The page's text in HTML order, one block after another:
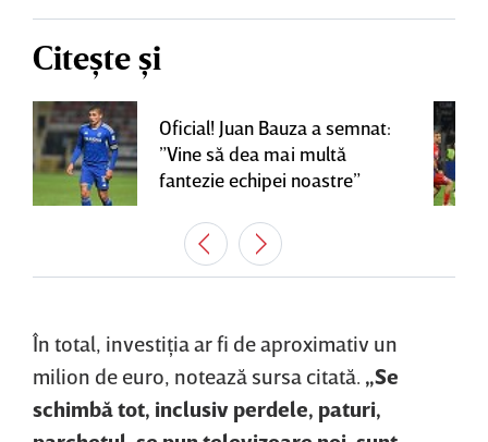
Citește și
Oficial! Juan Bauza a semnat:
”Vine să dea mai multă
fantezie echipei noastre”
În total, investiţia ar fi de aproximativ un
milion de euro, notează sursa citată. „Se
schimbă tot, inclusiv perdele, paturi,